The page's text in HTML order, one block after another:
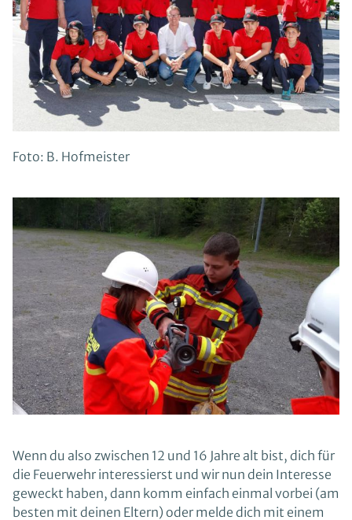
Foto: B. Hofmeister
Wenn du also zwischen 12 und 16 Jahre alt bist, dich für
die Feuerwehr interessierst und wir nun dein Interesse
geweckt haben, dann komm einfach einmal vorbei (am
besten mit deinen Eltern) oder melde dich mit einem